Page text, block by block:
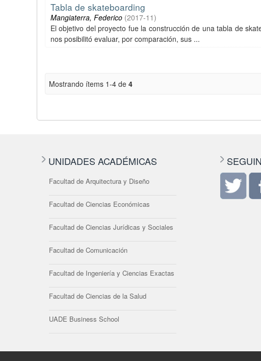
Tabla de skateboarding
Mangiaterra, Federico (2017-11)
El objetivo del proyecto fue la construcción de una tabla de
nos posibilitó evaluar, por comparación, sus ...
Mostrando ítems 1-4 de 4
UNIDADES ACADÉMICAS
Facultad de Arquitectura y Diseño
Facultad de Ciencias Económicas
Facultad de Ciencias Jurídicas y Sociales
Facultad de Comunicación
Facultad de Ingeniería y Ciencias Exactas
Facultad de Ciencias de la Salud
UADE Business School